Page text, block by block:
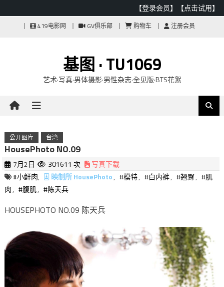
【登录会员】 【点击试用】
419电影网 GV俱乐部 购物车 注册会员
基图 · TU1069
艺术·写真·男体摄影·男性杂志·全见版·BTS花絮
公开图库 台湾
HousePhoto NO.09
7月2日 301611 次
写真下载
#小鲜肉, 映制所 HousePhoto, #模特, #白内裤, #翘臀, #肌
肉, #腹肌, #陈天兵
HOUSEPHOTO NO.09 陈天兵